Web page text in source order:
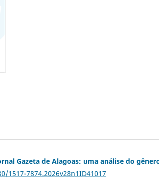
Gazeta de Alagoas: uma análise do
1517-7874.2026v28n1ID41017